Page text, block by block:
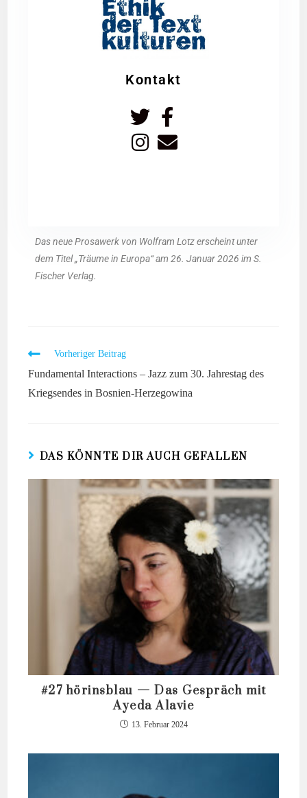
Kontakt
Das neue Pro­sa­werk von Wolf­ram Lotz erscheint unter
dem Titel „Träu­me in Euro­pa“ am 26. Janu­ar 2026 im S.
Fischer Verlag.
Vorheriger Beitrag
Fundamental Interactions – Jazz zum 30. Jahrestag des
Kriegsendes in Bosnien-Herzegowina
DAS KÖNNTE DIR AUCH GEFALLEN
#27 hörinsblau — Das Gespräch mit
Ayeda Alavie
13. Februar 2024